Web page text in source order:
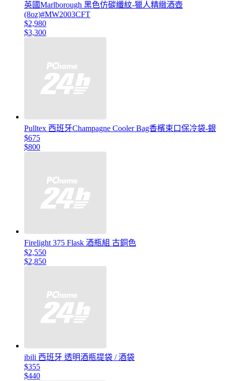
英國Marlborough 黑色仿碳纖紋-獵人精緻酒壺
(8oz)#MW2003CFT
$2,980
$3,300
Pulltex 西班牙Champagne Cooler Bag香檳束口保冷袋-銀
$675
$800
Firelight 375 Flask 酒瓶組 古銅色
$2,550
$2,850
ibili 西班牙 透明酒瓶提袋 / 酒袋
$355
$440